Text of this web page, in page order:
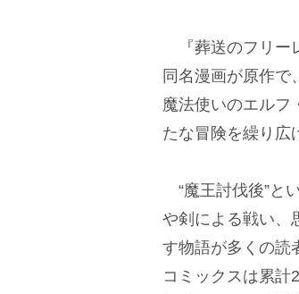
『葬送のフリー
同名漫画が原作で
魔法使いのエルフ
たな冒険を繰り広
“魔王討伐後”と
剣による戦い、
す物語が多くの読
コミックスは累計